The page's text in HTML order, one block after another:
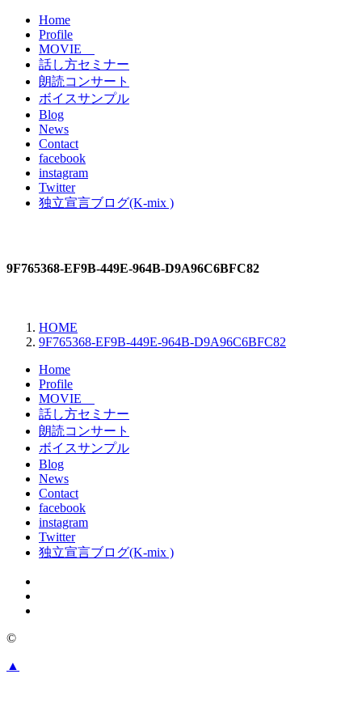
Home
Profile
MOVIE
話し方セミナー
朗読コンサート
ボイスサンプル
Blog
News
Contact
facebook
instagram
Twitter
独立宣言ブログ(K-mix )
9F765368-EF9B-449E-964B-D9A96C6BFC82
HOME
9F765368-EF9B-449E-964B-D9A96C6BFC82
Home
Profile
MOVIE
話し方セミナー
朗読コンサート
ボイスサンプル
Blog
News
Contact
facebook
instagram
Twitter
独立宣言ブログ(K-mix )
©
▲